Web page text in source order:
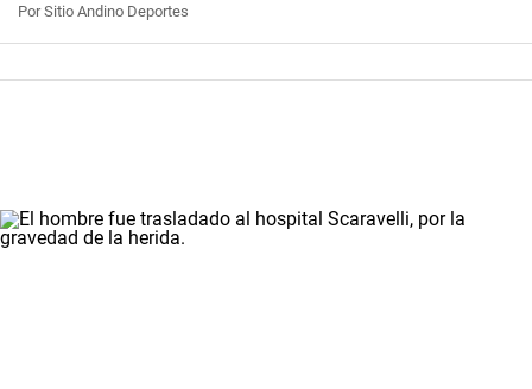
Por Sitio Andino Deportes